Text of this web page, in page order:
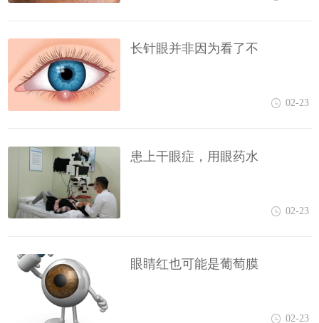
长针眼并非因为看了不
02-23
患上干眼症，用眼药水
02-23
眼睛红也可能是葡萄膜
02-23